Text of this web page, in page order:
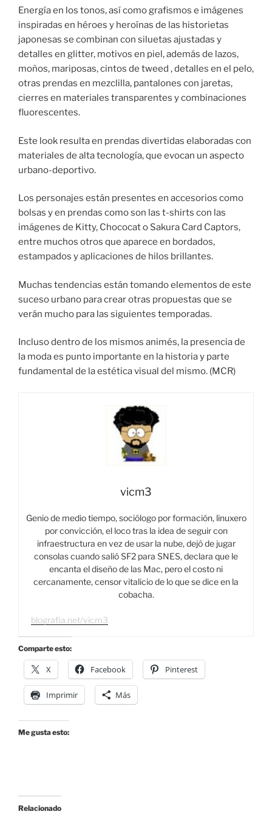
Energía en los tonos, así como grafismos e imágenes
inspiradas en héroes y heroínas de las historietas
japonesas se combinan con siluetas ajustadas y
detalles en glitter, motivos en piel, además de lazos,
moños, mariposas, cintos de tweed , detalles en el pelo,
otras prendas en mezclilla, pantalones con jaretas,
cierres en materiales transparentes y combinaciones
fluorescentes.
Este look resulta en prendas divertidas elaboradas con
materiales de alta tecnología, que evocan un aspecto
urbano-deportivo.
Los personajes están presentes en accesorios como
bolsas y en prendas como son las t-shirts con las
imágenes de Kitty, Chococat o Sakura Card Captors,
entre muchos otros que aparece en bordados,
estampados y aplicaciones de hilos brillantes.
Muchas tendencias están tomando elementos de este
suceso urbano para crear otras propuestas que se
verán mucho para las siguientes temporadas.
Incluso dentro de los mismos animés, la presencia de
la moda es punto importante en la historia y parte
fundamental de la estética visual del mismo. (MCR)
vicm3
Genio de medio tiempo, sociólogo por formación, linuxero
por convicción, el loco tras la idea de seguir con
infraestructura en vez de usar la nube, dejó de jugar
consolas cuando salió SF2 para SNES, declara que le
encanta el diseño de las Mac, pero el costo ni
cercanamente, censor vitalicio de lo que se dice en la
cobacha.
blografia.net/vicm3
Comparte esto:
X Facebook Pinterest
Imprimir Más
Me gusta esto:
Relacionado